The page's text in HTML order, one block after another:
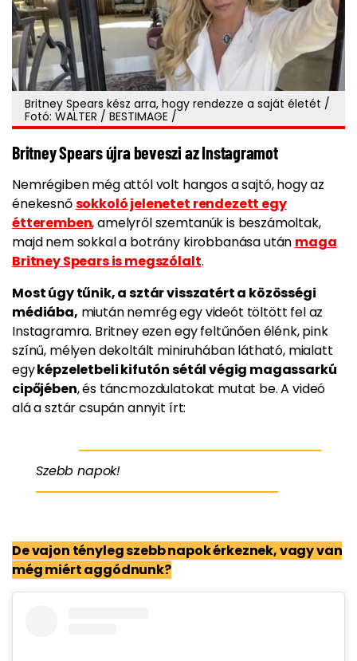
Britney Spears kész arra, hogy rendezze a saját életét /
Fotó: WALTER / BESTIMAGE /
Britney Spears újra beveszi az Instagramot
Nemrégiben még attól volt hangos a sajtó, hogy az
énekesnősokkoló jelenetet rendezett egy
étteremben, amelyről szemtanúk is beszámoltak,
majd nem sokkal a botrány kirobbanása után maga
Britney Spears is megszólalt.
Most úgy tűnik, a sztár visszatért a közösségi
médiába, miután nemrég egy videót töltött fel az
Instagramra. Britney ezen egy feltűnően élénk, pink
színű, mélyen dekoltált miniruhában látható, mialatt
egyképzeletbeli kifutón sétál végig magassarkú
cipőjében, és táncmozdulatokat mutat be. A videó
alá a sztár csupán annyit írt:
Szebb napok!
De vajon tényleg szebb napok érkeznek, vagy van
még miért aggódnunk?